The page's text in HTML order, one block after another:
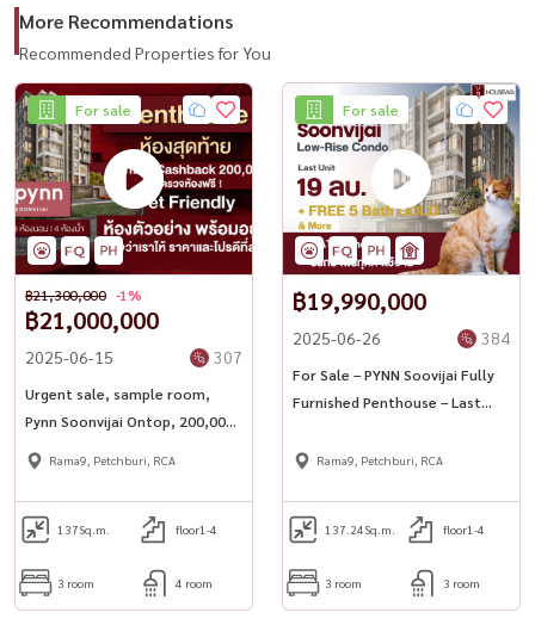
– 5年免物业管理费（价值80万泰铢）
– 免费过户费用
– 免费专业验房
– 免费购房咨询
适合自住或投资
For private viewing
Call / WhatsApp:+66 (0)98-147-4644
LINE: @housewa
Email:Namthip@housewathailand.com
Website: www.housewathailand.com
More Recommendations
Recommended Properties for You
For sale
฿21,000,000
฿21,300,000 -1%
2025-06-15 307
Urgent sale, sample room,
Pynn Soonvijai Ontop, 200,000
Cash back
Rama9, Petchburi, RCA
137Sq.m. floor1-4
3 room 4 room
For sale
฿19,990,000
2025-06-26 384
For Sale – PYNN Soovijai Fully
Furnished Penthouse – Last
central Bangkok with cat-
Rama9, Petchburi, RCA
137.24Sq.m. floor1-4
3 room 3 room